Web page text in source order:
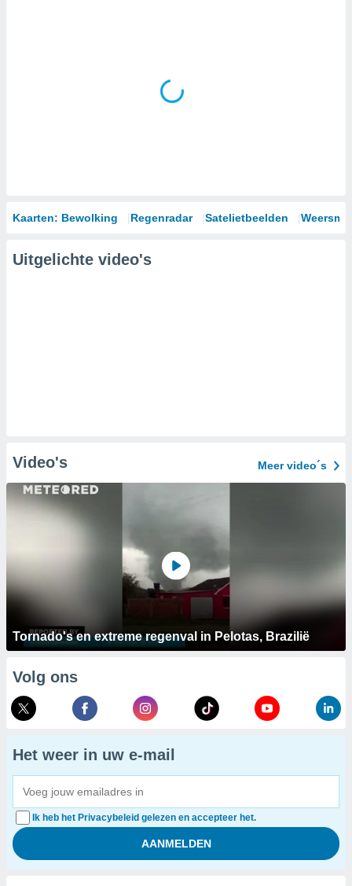
Kaarten: Bewolking Regenradar Satelietbeelden
Uitgelichte video's
Video's Meer video´s
Tornado's en extreme regenval in Pelotas, Brazilië
Volg ons
Het weer in uw e-mail
Ik heb het Privacybeleid gelezen en accepteer het.